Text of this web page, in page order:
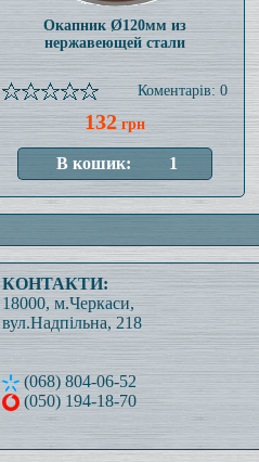
Окапник Ø120мм из
нержавеющей стали
Коментарів: 0
132грн
КОНТАКТИ:
18000, м.Черкаси,
вул.Надпільна, 218
(068) 804-06-52
(050) 194-18-70